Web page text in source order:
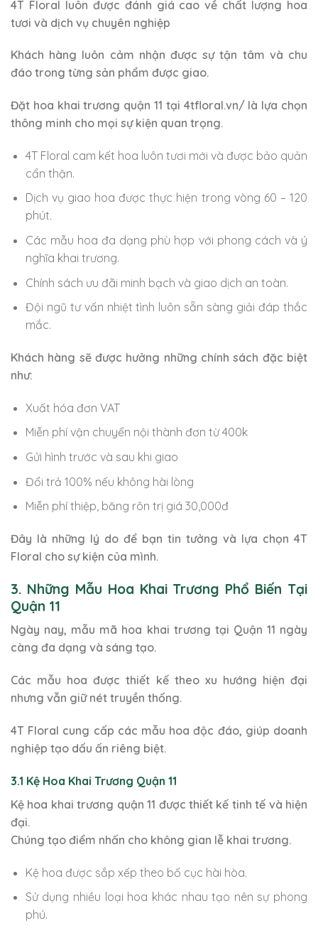
4T Floral luôn được đánh giá cao về chất lượng hoa
tươi và dịch vụ chuyên nghiệp
Khách hàng luôn cảm nhận được sự tận tâm và chu
đáo trong từng sản phẩm được giao.
Đặt hoa khai trương quận 11 tại 4tfloral.vn/ là lựa chọn
thông minh cho mọi sự kiện quan trọng.
4T Floral cam kết hoa luôn tươi mới và được bảo quản
cẩn thận.
Dịch vụ giao hoa được thực hiện trong vòng 60 – 120
phút.
Các mẫu hoa đa dạng phù hợp với phong cách và ý
nghĩa khai trương.
Chính sách ưu đãi minh bạch và giao dịch an toàn.
Đội ngũ tư vấn nhiệt tình luôn sẵn sàng giải đáp thắc
mắc.
Khách hàng sẽ được hưởng những chính sách đặc biệt
như:
Xuất hóa đơn VAT
Miễn phí vận chuyển nội thành đơn từ 400k
Gửi hình trước và sau khi giao
Đổi trả 100% nếu không hài lòng
Miễn phí thiệp, băng rôn trị giá 30,000đ
Đây là những lý do để bạn tin tưởng và lựa chọn 4T
Floral cho sự kiện của mình.
3. Những Mẫu Hoa Khai Trương Phổ Biến Tại
Quận 11
Ngày nay, mẫu mã hoa khai trương tại Quận 11 ngày
càng đa dạng và sáng tạo.
Các mẫu hoa được thiết kế theo xu hướng hiện đại
nhưng vẫn giữ nét truyền thống.
4T Floral cung cấp các mẫu hoa độc đáo, giúp doanh
nghiệp tạo dấu ấn riêng biệt.
3.1 Kệ Hoa Khai Trương Quận 11
Kệ hoa khai trương quận 11 được thiết kế tinh tế và hiện
đại.
Chúng tạo điểm nhấn cho không gian lễ khai trương.
Kệ hoa được sắp xếp theo bố cục hài hòa.
Sử dụng nhiều loại hoa khác nhau tạo nên sự phong
phú.